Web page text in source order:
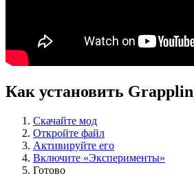
Как установить
Скачайте мод
Откройте файл
Активируйте его
Включите «Эксперименты»
Готово